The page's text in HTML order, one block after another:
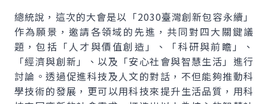
總統說，這次的大會是以「2030臺灣創新包容永續」
作為願景，邀請各領域的先進，共同對四大關鍵議
題，包括「人才與價值創造」、「科研與前瞻」、
「經濟與創新」、以及「安心社會與智慧生活」進行
討論。透過促進科技及人文的對話，不但能夠推動科
學技術的發展，更可以用科技來提升生活品質，用科